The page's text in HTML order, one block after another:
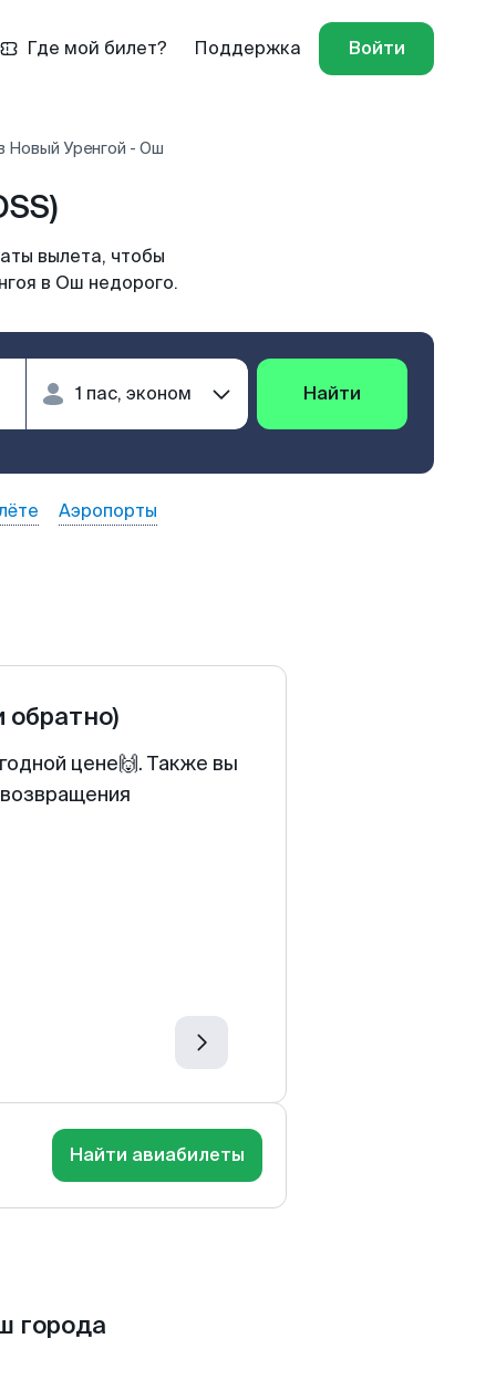
Где мой билет? Поддержка Войти
Новый Уренгой - Ош
вылета, чтобы
в Ош недорого.
Найти
Аэропорты
обратно)
цене🙌. Также вы
Найти авиабилеты
города